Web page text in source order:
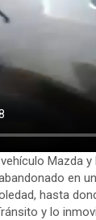
Mazda
en
hasta
y lo